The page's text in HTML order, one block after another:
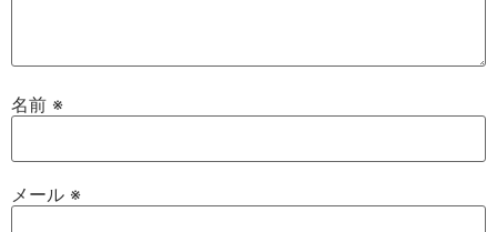
名前 ※
メール ※